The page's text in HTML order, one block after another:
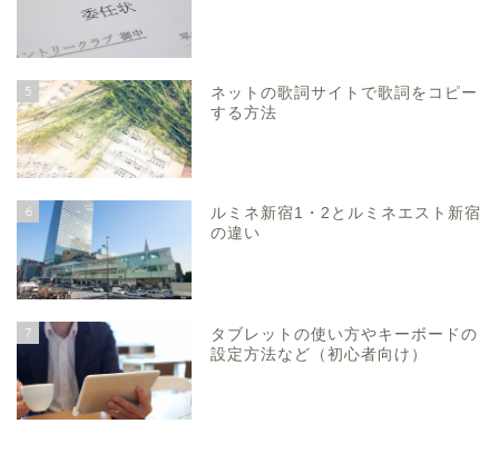
5
ネットの歌詞サイトで歌詞をコピー
する方法
6
ルミネ新宿1・2とルミネエスト新宿
の違い
7
タブレットの使い方やキーボードの
設定方法など（初心者向け）